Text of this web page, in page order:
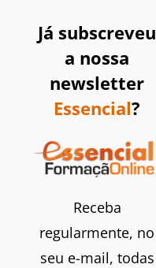
Já subscreveu
a nossa
newsletter
Essencial?
Receba
regularmente, no
seu e-mail, todas